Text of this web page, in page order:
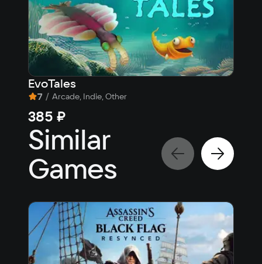
EvoTales
7 / Arcade, Indie, Other
385 ₽
Similar
Games